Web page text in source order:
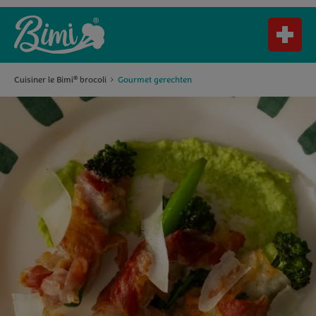
Cuisiner le Bimi® brocoli Gourmet gerechten